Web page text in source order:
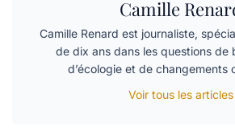
Camille
Camille Renard est journaliste,
de dix ans dans les questions de
d’écologie et de changements
Voir tous les articles